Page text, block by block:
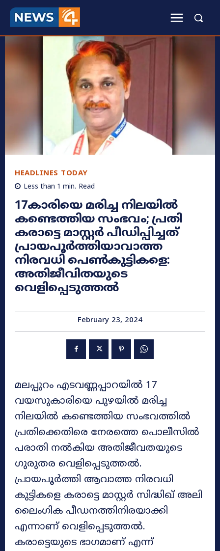
HEADLINES TODAY
Less than 1 min. Read
17കാരിയെ മരിച്ച നിലയിൽ
കണ്ടെത്തിയ സംഭവം; പ്രതി
കരാട്ടെ മാസ്റ്റർ പീഡിപ്പിച്ചത്
പ്രായപൂർത്തിയാവാത്ത
നിരവധി പെൺകുട്ടികളെ:
അതിജീവിതയുടെ
വെളിപ്പെടുത്തൽ
February 23, 2024
മലപ്പുറം എടവണ്ണപ്പാറയിൽ 17
വയസുകാരിയെ പുഴയിൽ മരിച്ച
നിലയിൽ കണ്ടെത്തിയ സംഭവത്തിൽ
പ്രതിക്കെതിരെ നേരത്തെ പൊലീസിൽ
പരാതി നൽകിയ അതിജീവതയുടെ
ഗുരുതര വെളിപ്പെടുത്തൽ.
പ്രായപൂർത്തി ആവാത്ത നിരവധി
കുട്ടികളെ കരാട്ടെ മാസ്റ്റർ സിദ്ധിഖ് അലി
ലൈംഗിക പീഡനത്തിനിരയാക്കി
എന്നാണ് വെളിപ്പെടുത്തൽ.
കരാട്ടെയുടെ ഭാഗമാണ് എന്ന്